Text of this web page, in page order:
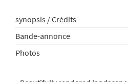
synopsis / Crédits
Bande-annonce
Photos